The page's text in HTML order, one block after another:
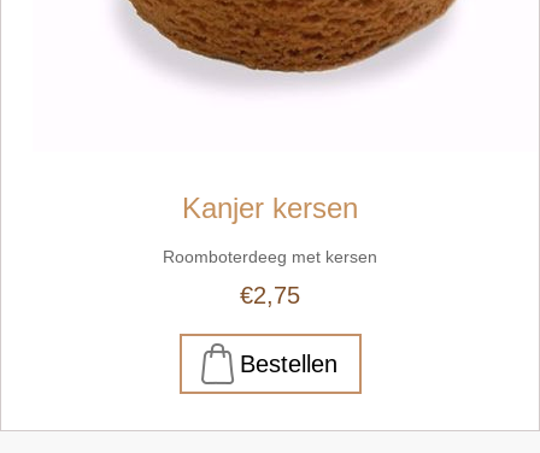
Kanjer kersen
Roomboterdeeg met kersen
€2,75